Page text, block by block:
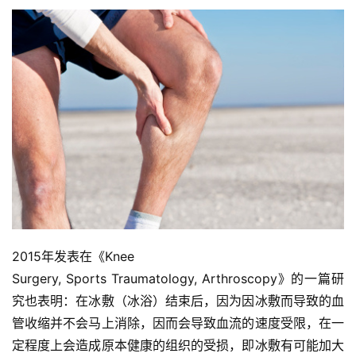
2015年发表在《Knee
Surgery, Sports Traumatology, Arthroscopy》的一篇研
究也表明：在冰敷（冰浴）结束后，因为因冰敷而导致的血
管收缩并不会马上消除，因而会导致血流的速度受限，在一
定程度上会造成原本健康的组织的受损，即冰敷有可能加大